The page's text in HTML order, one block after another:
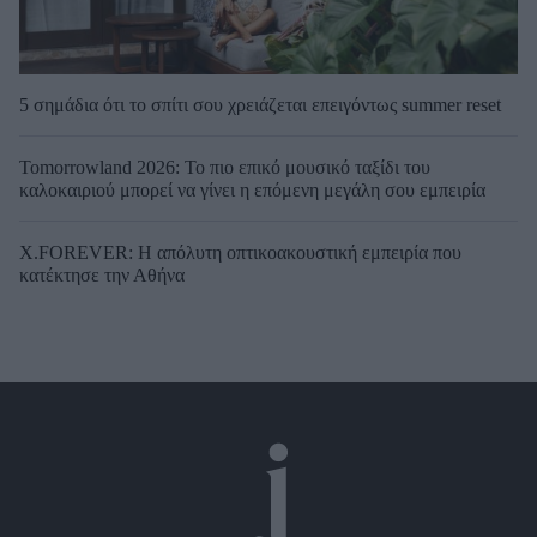
5 σημάδια ότι το σπίτι σου χρειάζεται επειγόντως summer reset
Tomorrowland 2026: Το πιο επικό μουσικό ταξίδι του
καλοκαιριού μπορεί να γίνει η επόμενη μεγάλη σου εμπειρία
X.FOREVER: Η απόλυτη οπτικοακουστική εμπειρία που
κατέκτησε την Αθήνα